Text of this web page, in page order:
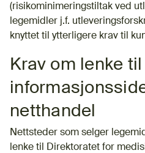
(risikominimeringstiltak ved
legemidler j.f.
knyttet til ytterligere krav til
Krav om lenke
netthandel
Nettsteder som selger
lenke til Direktoratet for